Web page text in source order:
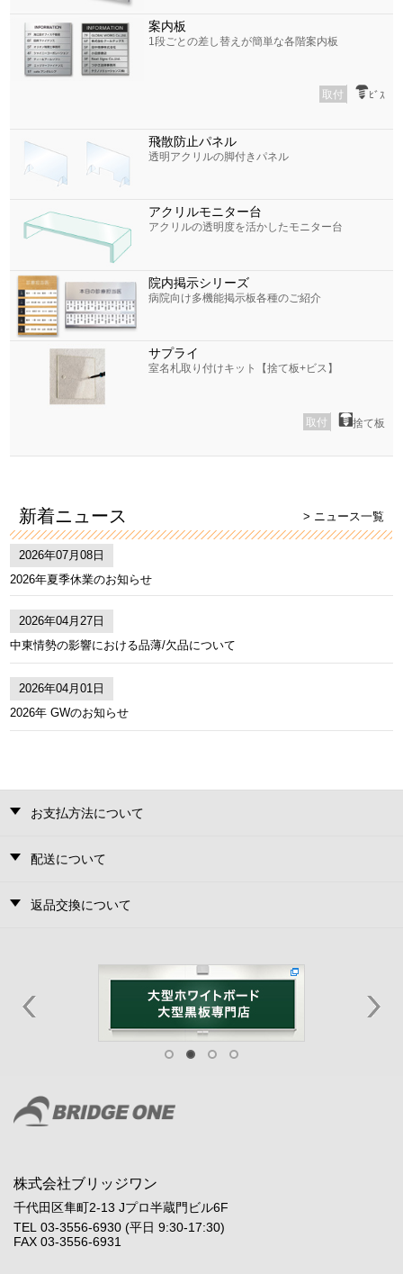
案内板
1段ごとの差し替えが簡単な各階案内板
取付 ﾋﾞｽ
飛散防止パネル
透明アクリルの脚付きパネル
アクリルモニター台
アクリルの透明度を活かしたモニター台
院内掲示シリーズ
病院向け多機能掲示板各種のご紹介
サプライ
室名札取り付けキット【捨て板+ビス】
取付 捨て板
新着ニュース > ニュース一覧
2026年07月08日
2026年夏季休業のお知らせ
2026年04月27日
中東情勢の影響における品薄/欠品について
2026年04月01日
2026年 GWのお知らせ
お支払方法について
配送について
返品交換について
株式会社ブリッジワン
千代田区隼町2-13 Jプロ半蔵門ビル6F
TEL 03-3556-6930 (平日 9:30-17:30)
FAX 03-3556-6931